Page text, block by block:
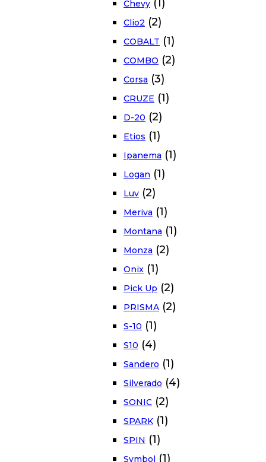
Chevy (1)
Clio2 (2)
COBALT (1)
COMBO (2)
Corsa (3)
CRUZE (1)
D-20 (2)
Etios (1)
Ipanema (1)
Logan (1)
Luv (2)
Meriva (1)
Montana (1)
Monza (2)
Onix (1)
Pick Up (2)
PRISMA (2)
S-10 (1)
S10 (4)
Sandero (1)
Silverado (4)
SONIC (2)
SPARK (1)
SPIN (1)
Symbol (1)